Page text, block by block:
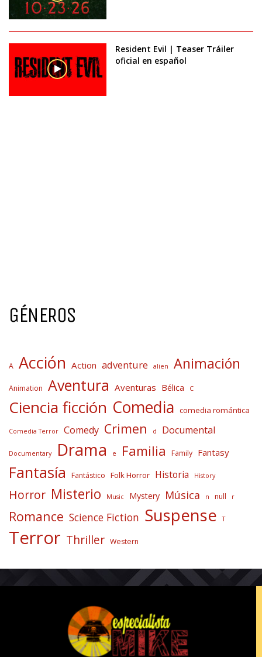
Resident Evil | Teaser Tráiler
oficial en español
GÉNEROS
A Acción Action adventure alien Animación
Animation Aventura Aventuras Bélica C
Ciencia ficción Comedia comedia romántica
Comedia Terror Comedy Crimen d Documental
Documentary Drama e Familia Family Fantasy
Fantasía Fantástico Folk Horror Historia History
Horror Misterio Music Mystery Música n null r
Romance Science Fiction Suspense T
Terror Thriller Western